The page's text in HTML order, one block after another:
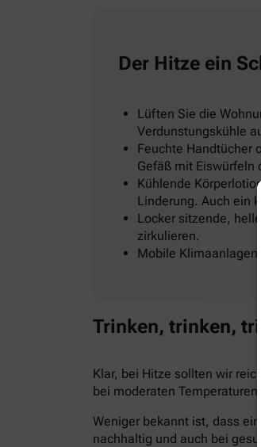
Der Hitze ein
Lüften Sie die
Verdunstungskühle
Feuchte Handtücher
Gefäß mit Eiswürfeln
Kühlende
Linderung. Auch ein
Locker sitzende,
zirkulieren.
Mobile
Trinken, trinken,
Klar, bei Hitze sollten wir
bei moderaten
Weniger bekannt ist, dass
nachhaltig und auch bei